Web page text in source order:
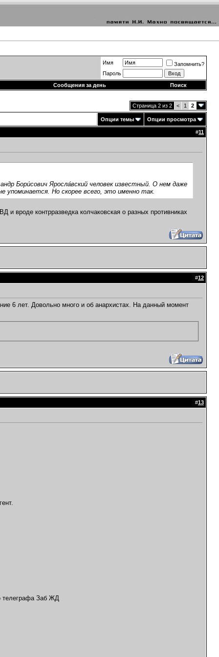
Имя
Запомнить?
Пароль
Сообщения за день
Поиск
Страница 2 из 2 < 1 2
Опции темы Опции просмотра
#11
Бори́сович Яросла́вский человек известный. О нем даже
Но скорее всего, это именно так.
вроде контрразведка колчаковская о разных противниках
#12
6 лет. Довольно много и об анархистах. На данный момент
#13
телеграфа Заб ЖД